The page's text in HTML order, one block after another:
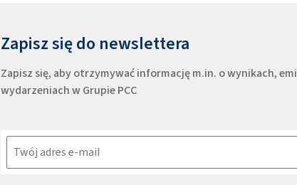
Zapisz się do newslettera
Zapisz się, aby otrzymywać informację m.in. o wynikach,
wydarzeniach w Grupie PCC